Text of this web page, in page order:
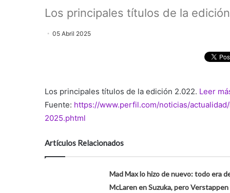
Los principales títulos de la
05 Abril 2025
Los principales títulos de la edición 2.022. Leer
Fuente: https://www.perfil.com/noticias/
2025.phtml
Artículos Relacionados
Mad Max lo hizo de nuevo: todo era
McLaren en Suzuka, pero Verstappen